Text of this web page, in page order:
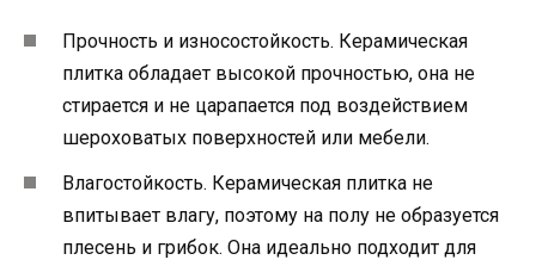
Прочность и износостойкость. Керамическая
плитка обладает высокой прочностью, она не
стирается и не царапается под воздействием
шероховатых поверхностей или мебели.
Влагостойкость. Керамическая плитка не
впитывает влагу, поэтому на полу не образуется
плесень и грибок. Она идеально подходит для